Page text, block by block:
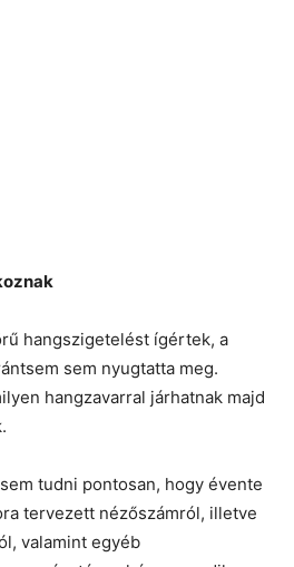
hangszigetelést ígértek, a
sem nyugtatta meg.
hangzavarral járhatnak majd
tudni pontosan, hogy évente
tervezett nézőszámról, illetve
valamint egyéb